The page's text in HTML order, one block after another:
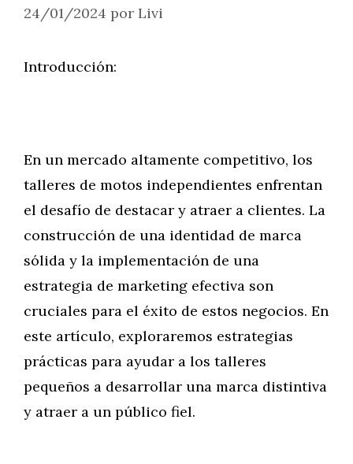
24/01/2024 por Livi
Introducción:
En un mercado altamente competitivo, los
talleres de motos independientes enfrentan
el desafío de destacar y atraer a clientes. La
construcción de una identidad de marca
sólida y la implementación de una
estrategia de marketing efectiva son
cruciales para el éxito de estos negocios. En
este artículo, exploraremos estrategias
prácticas para ayudar a los talleres
pequeños a desarrollar una marca distintiva
y atraer a un público fiel.